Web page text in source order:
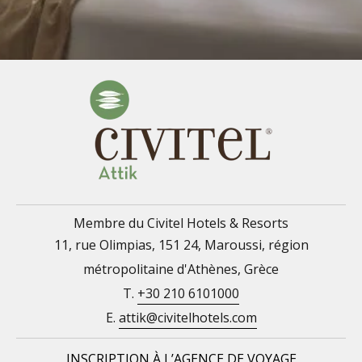
Membre du Civitel Hotels & Resorts
11, rue Olimpias, 151 24, Maroussi, région
métropolitaine d'Athènes, Grèce
T. +30 210 6101000
E. attik@civitelhotels.com